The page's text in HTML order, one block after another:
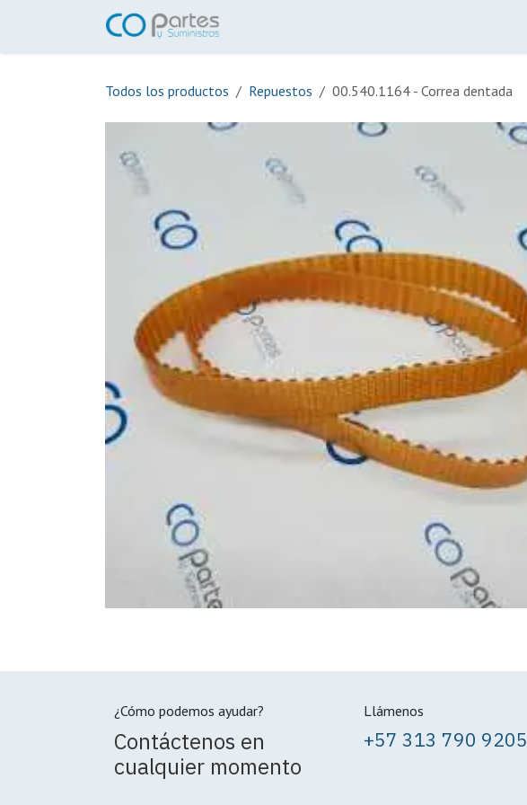
Todos los productos Repuestos 00.540.1164 - Correa dentada
¿Cómo podemos ayudar?
Contáctenos en
cualquier momento
Llámenos
+57 313 790 9205